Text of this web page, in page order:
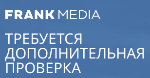
ТРЕБУЕТСЯ
ДОПОЛНИТЕЛЬНАЯ
ПРОВЕРКА